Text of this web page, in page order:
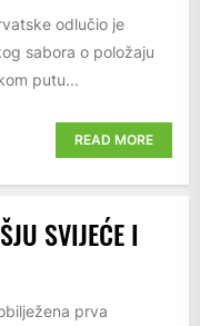
odlučio je
sabora o položaju
putu...
READ MORE
SVIJEĆE I
prva